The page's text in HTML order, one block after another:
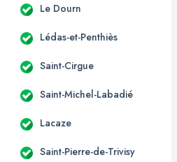
Le Dourn
Lédas-et-Penthiès
Saint-Cirgue
Saint-Michel-Labadié
Lacaze
Saint-Pierre-de-Trivisy